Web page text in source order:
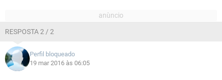
RESPOSTA 2 / 2
Perfil bloqueado
19 mar 2016 às 06:05